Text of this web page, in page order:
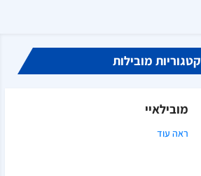
קטגוריות מובילות
מובילאיי
ראה עוד